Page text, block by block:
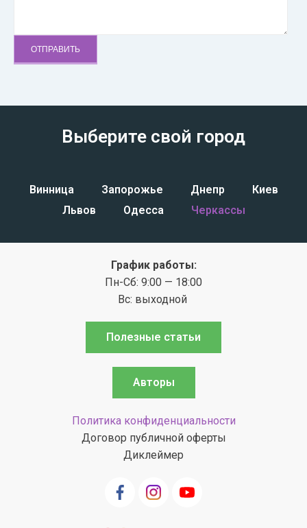
Выберите свой город
Винница Запорожье Днепр
Киев
Львов
Одесса Черкассы
График работы:
Пн-Сб: 9:00 — 18:00
Вс: выходной
Полезные статьи
Авторы
Политика конфиденциальности
Договор публичной оферты
Диклеймер